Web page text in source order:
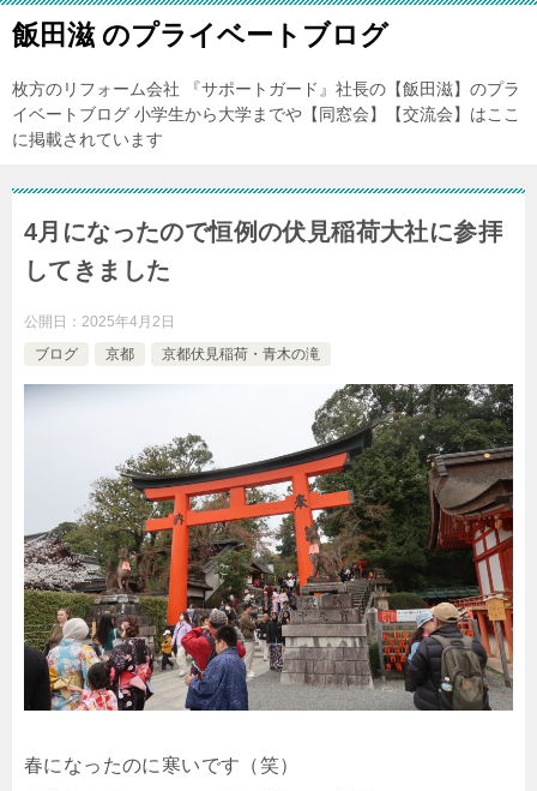
飯田滋 のプライベートブログ
枚方のリフォーム会社 『サポートガード』社長の【飯田滋】のプラ
イベートブログ 小学生から大学までや【同窓会】【交流会】はここ
に掲載されています
4月になったので恒例の伏見稲荷大社に参拝
してきました
公開日： 2025年4月2日
ブログ
京都 京都伏見稲荷・青木の滝
春になったのに寒いです（笑）